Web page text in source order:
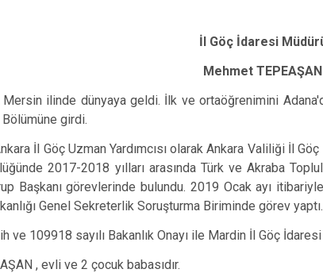
İl Göç İdaresi
Mehmet TEPEAŞAN
ilinde dünyaya geldi. İlk ve ortaöğrenimini Adana'da
girdi.
İl Göç Uzman Yardımcısı olarak Ankara Valiliği İl
2017-2018 yılları arasında Türk ve Akraba
Başkanı görevlerinde bulundu. 2019 Ocak ayı
Genel Sekreterlik Soruşturma Biriminde görev yaptı.
109918 sayılı Bakanlık Onayı ile Mardin İl Göç İdaresi
, evli ve 2 çocuk babasıdır.